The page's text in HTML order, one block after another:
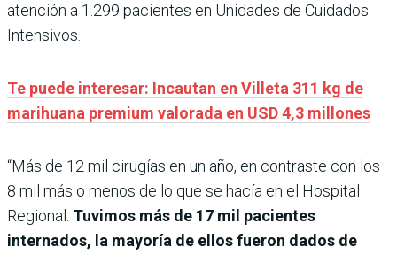
atención a 1.299 pacientes en Unidades de Cuidados
Intensivos.
Te puede interesar: Incautan en Villeta 311 kg de
marihuana premium valorada en USD 4,3 millones
“Más de 12 mil cirugías en un año, en contraste con los
8 mil más o menos de lo que se hacía en el Hospital
Regional. Tuvimos más de 17 mil pacientes
internados, la mayoría de ellos fueron dados de